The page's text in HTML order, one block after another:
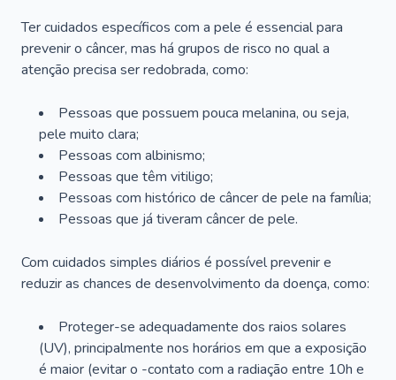
Ter cuidados específicos com a pele é essencial para
prevenir o câncer, mas há grupos de risco no qual a
atenção precisa ser redobrada, como:
Pessoas que possuem pouca melanina, ou seja,
pele muito clara;
Pessoas com albinismo;
Pessoas que têm vitiligo;
Pessoas com histórico de câncer de pele na família;
Pessoas que já tiveram câncer de pele.
Com cuidados simples diários é possível prevenir e
reduzir as chances de desenvolvimento da doença, como:
Proteger-se adequadamente dos raios solares
(UV), principalmente nos horários em que a exposição
é maior (evitar o -contato com a radiação entre 10h e